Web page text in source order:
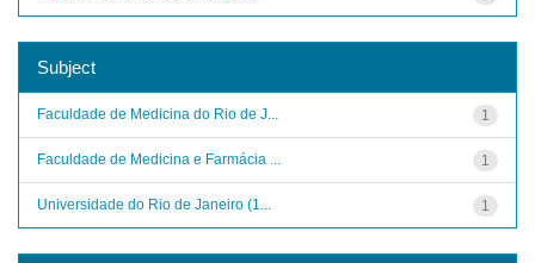
Subject
1
Faculdade de Medicina do Rio de J...
1
Faculdade de Medicina e Farmácia ...
1
Universidade do Rio de Janeiro (1...